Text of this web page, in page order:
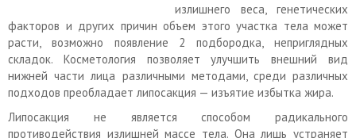
излишнего веса, генетических
факторов и других причин объем этого участка тела может
расти, возможно появление 2 подбородка, неприглядных
складок. Косметология позволяет улучшить внешний вид
нижней части лица различными методами, среди различных
подходов преобладает липосакция — изъятие избытка жира.
Липосакция не является способом радикального
противодействия излишней массе тела. Она лишь устраняет